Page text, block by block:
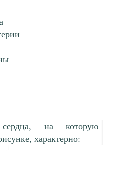
на которую
характерно: